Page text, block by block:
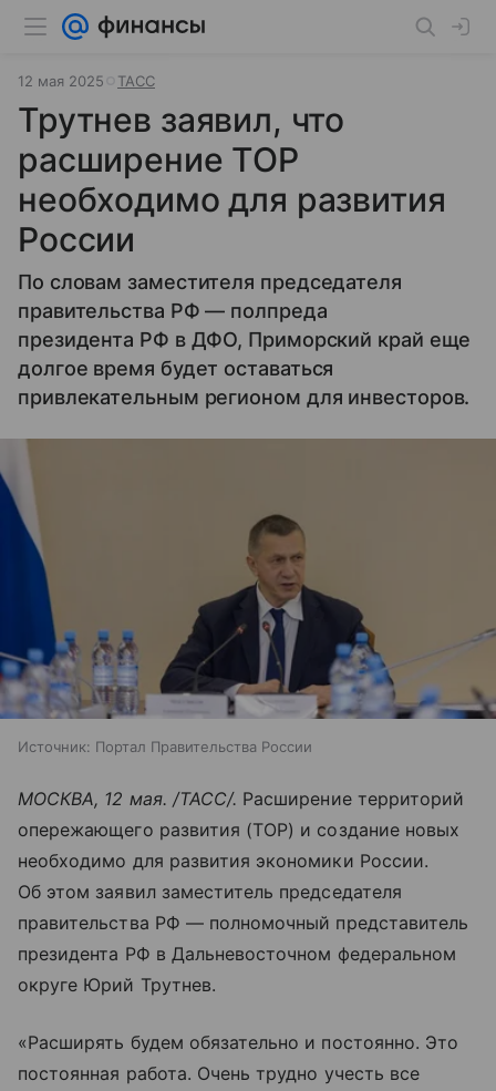
12 мая 2025 ТАСС
Трутнев заявил, что
расширение ТОР
необходимо для развития
России
По словам заместителя председателя
правительства РФ — полпреда
президента РФ в ДФО, Приморский край еще
долгое время будет оставаться
привлекательным регионом для инвесторов.
Источник: Портал Правительства России
МОСКВА, 12 мая. /ТАСС/. Расширение территорий
опережающего развития (ТОР) и создание новых
необходимо для развития экономики России.
Об этом заявил заместитель председателя
правительства РФ — полномочный представитель
президента РФ в Дальневосточном федеральном
округе Юрий Трутнев.
«Расширять будем обязательно и постоянно. Это
постоянная работа. Очень трудно учесть все